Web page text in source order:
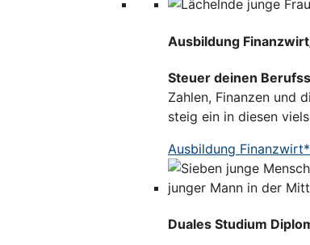
Ausbildung
Steuer deinen
Zahlen, Finanzen und
steig ein in diesen
Ausbildung
Duales Studium